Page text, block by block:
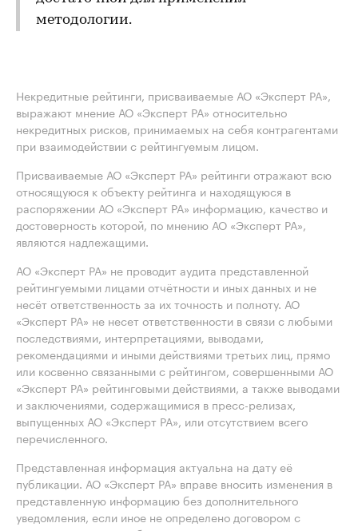
методологии.
Некредитные рейтинги, присваиваемые АО «Эксперт РА»,
выражают мнение АО «Эксперт РА» относительно
некредитных рисков, принимаемых на себя контрагентами
при взаимодействии с рейтингуемым лицом.
Присваиваемые АО «Эксперт РА» рейтинги отражают всю
относящуюся к объекту рейтинга и находящуюся в
распоряжении АО «Эксперт РА» информацию, качество и
достоверность которой, по мнению АО «Эксперт РА»,
являются надлежащими.
АО «Эксперт РА» не проводит аудита представленной
рейтингуемыми лицами отчётности и иных данных и не
несёт ответственность за их точность и полноту. АО
«Эксперт РА» не несет ответственности в связи с любыми
последствиями, интерпретациями, выводами,
рекомендациями и иными действиями третьих лиц, прямо
или косвенно связанными с рейтингом, совершенными АО
«Эксперт РА» рейтинговыми действиями, а также выводами
и заключениями, содержащимися в пресс-релизах,
выпущенных АО «Эксперт РА», или отсутствием всего
перечисленного.
Представленная информация актуальна на дату её
публикации. АО «Эксперт РА» вправе вносить изменения в
представленную информацию без дополнительного
уведомления, если иное не определено договором с